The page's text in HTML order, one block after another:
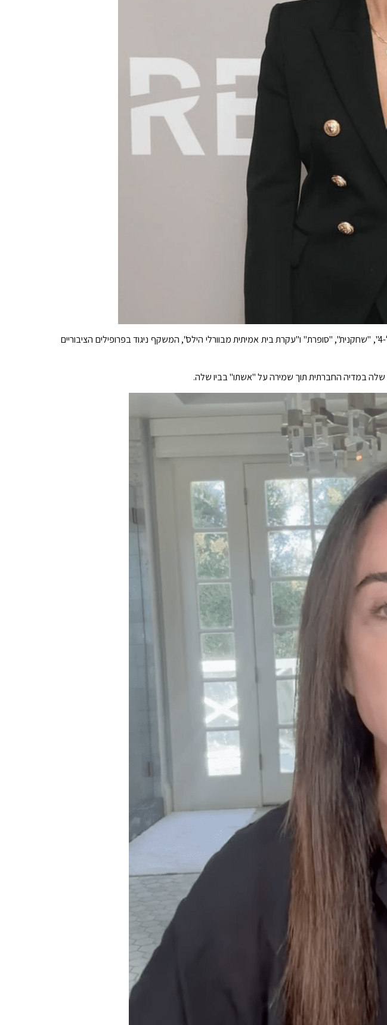
הביוגרפיה של מדיה חברתית משלו ממשיכה לכלול "אישה", לצד מתארים כגון "אמא ל-4", "שחקנית", "סופרת" ו"עקרת בית אמיתית מבוורלי הילס", המשקף ניגוד בפרופילים הציבוריים
במדיה החברתית תוך שמירה על "אשתו" בביו שלה.